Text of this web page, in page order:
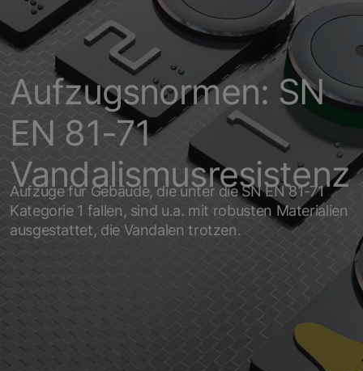
Aufzugsnormen: SN
EN 81-71
Vandalismusresistenz
Aufzüge für Gebäude, die unter die SN EN 81-71
Kategorie 1 fallen, sind u.a. mit robusten Materialien
ausgestattet, die Vandalen trotzen.